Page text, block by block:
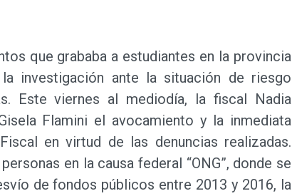
que grababa a estudiantes en la provincia
investigación ante la situación de riesgo
Este viernes al mediodía, la fiscal Nadia
Flamini el avocamiento y la inmediata
en virtud de las denuncias realizadas.
en la causa federal “ONG”, donde se
de fondos públicos entre 2013 y 2016, la